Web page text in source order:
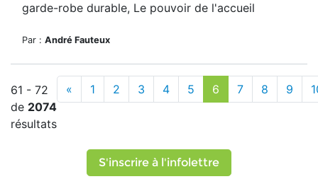
garde-robe durable, Le pouvoir de l'accueil
Par : André Fauteux
61 - 72
de 2074
résultats
« 1 2 3 4 5 6 7 8 9
S'inscrire à l'infolettre